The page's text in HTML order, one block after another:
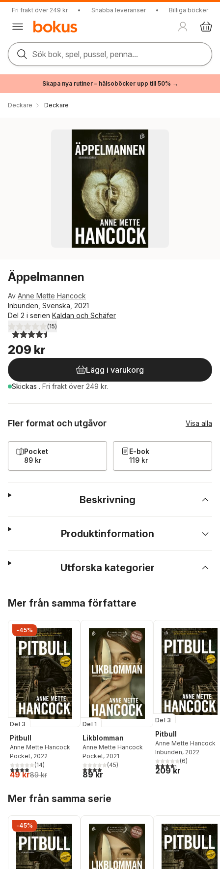
Fri frakt över 249 kr • Snabba leveranser • Billiga böcker
Sök bok, spel, pussel, penna...
Skapa nya rutiner – hälsoböcker upp till 50% →
Deckare Deckare
Äppelmannen
Av Anne Mette Hancock
Inbunden, Svenska, 2021
Del 2 i serien Kaldan och Schäfer
4,5utav 5 stjärnor. Totalt antal röster:
(15)
209 kr
Lägg i varukorg
Skickas . Fri frakt över 249 kr.
Fler format och utgåvor Visa alla
Pocket
89 kr
E-bok
119 kr
Beskrivning
Produktinformation
Utforska kategorier
Mer från samma författare
-45%
Del 3
Pitbull
Anne Mette Hancock
Pocket, 2022
3,9utav 5 stjärnor. Totalt antal röster:
(14)
49 kr89 kr
Del 1
Likblomman
Anne Mette Hancock
Pocket, 2021
4,0utav 5 stjärnor. Totalt antal röster:
(45)
89 kr
Del 3
Pitbull
Anne Mette Hancock
Inbunden, 2022
4,3utav 5 stjärnor.
(6)
209 kr
Mer från samma serie
-45%